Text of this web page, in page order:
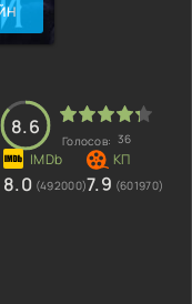
8.6
Голосов: 36
8.0 (492000)7.9 (601970)